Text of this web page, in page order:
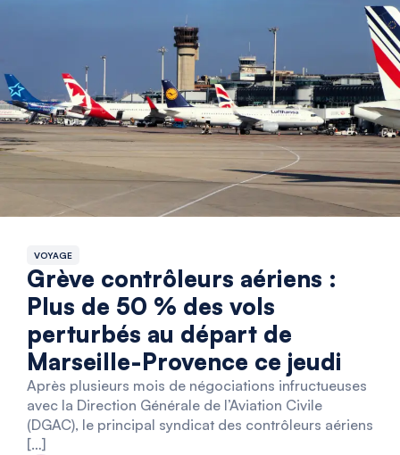
VOYAGE
Grève contrôleurs aériens :
Plus de 50 % des vols
perturbés au départ de
Marseille-Provence ce jeudi
Après plusieurs mois de négociations infructueuses
avec la Direction Générale de l’Aviation Civile
(DGAC), le principal syndicat des contrôleurs aériens
[…]